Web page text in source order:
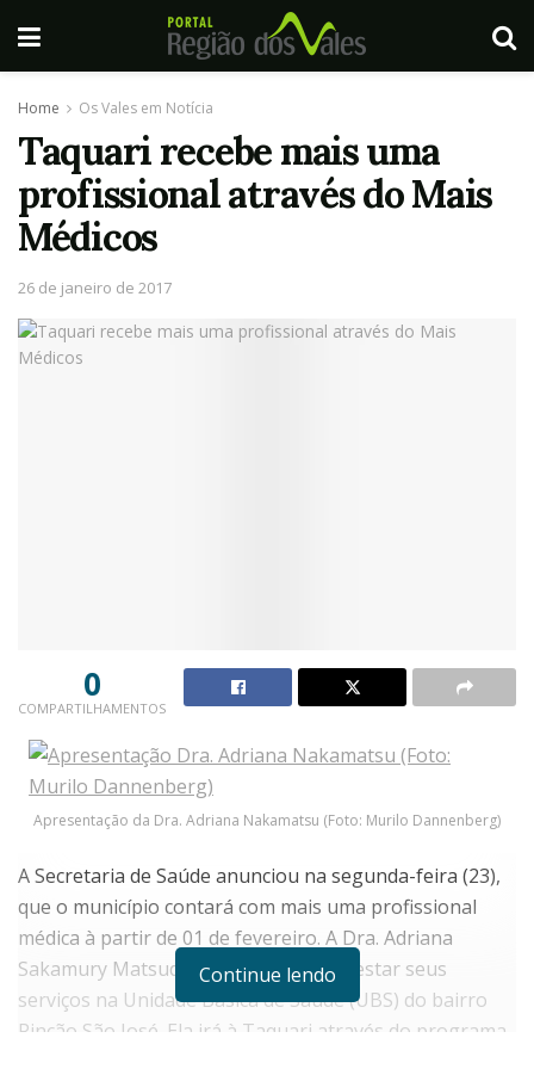
Home Os Vales em Notícia
Taquari recebe mais uma
profissional através do Mais
Médicos
26 de janeiro de 2017
0
COMPARTILHAMENTOS
Apresentação da Dra. Adriana Nakamatsu (Foto: Murilo Dannenberg)
A Secretaria de Saúde anunciou na segunda-feira (23),
que o município contará com mais uma profissional
médica à partir de 01 de fevereiro. A Dra. Adriana
Sakamury Matsudo Nakamatsu irá prestar seus
serviços na Unidade Básica de Saúde (UBS) do bairro
Rincão São José. Ela irá à Taquari através do programa
Continue lendo